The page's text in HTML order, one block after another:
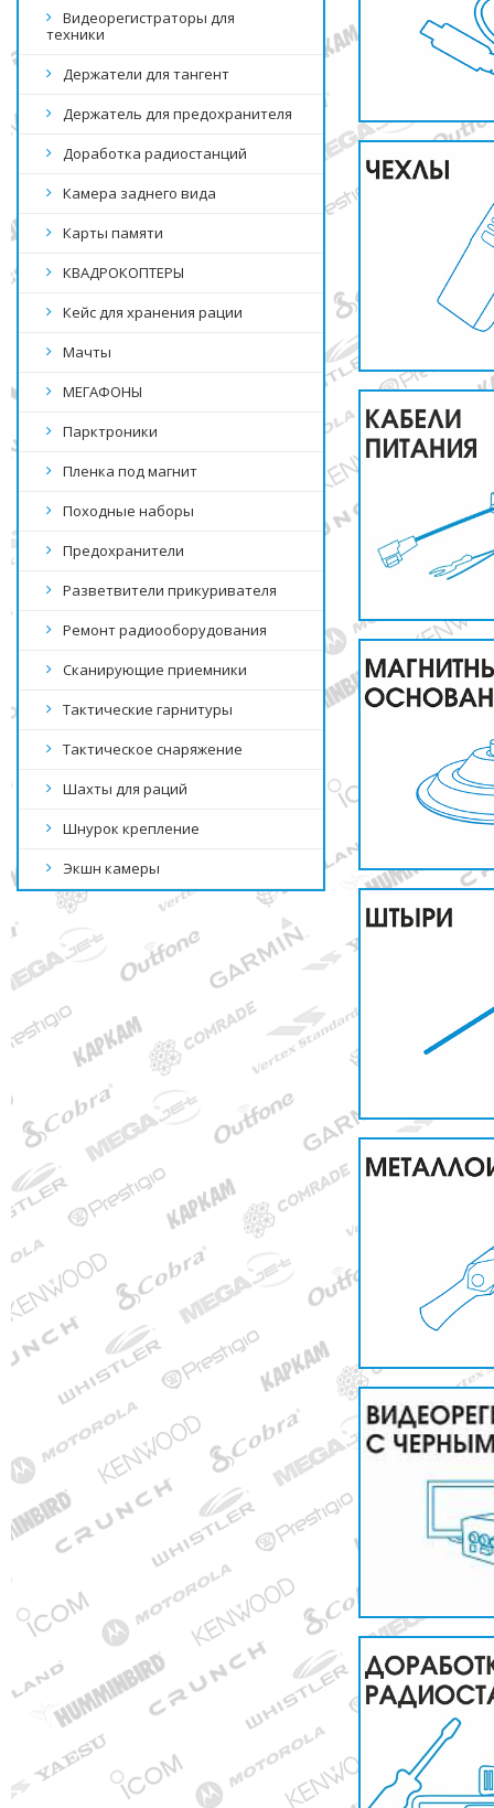
Видеорегистраторы для
техники
Держатели для тангент
Держатель для предохранителя
Доработка радиостанций
Камера заднего вида
Карты памяти
КВАДРОКОПТЕРЫ
Кейс для хранения рации
Мачты
МЕГАФОНЫ
Парктроники
Пленка под магнит
Походные наборы
Предохранители
Разветвители прикуривателя
Ремонт радиооборудования
Сканирующие приемники
Тактические гарнитуры
Тактическое снаряжение
Шахты для раций
Шнурок крепление
Экшн камеры